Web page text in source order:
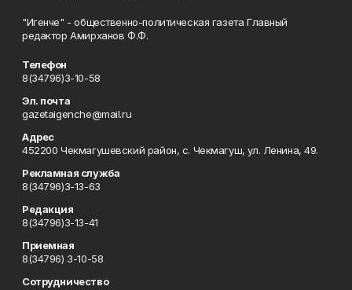
"Игенче" - общественно-политическая газета Главный
редактор Амирханов Ф.Ф.
Телефон
8(34796)3-10-58
Эл. почта
gazetaigenche@mail.ru
Адрес
452200 Чекмагушевский район, с. Чекмагуш, ул. Ленина, 49.
Рекламная служба
8(34796)3-13-63
Редакция
8(34796)3-13-41
Приемная
8(34796) 3-10-58
Сотрудничество